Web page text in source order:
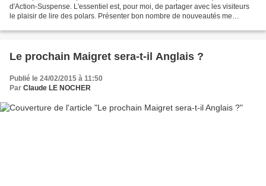
d'Action-Suspense. L'essentiel est, pour moi, de partager avec les visiteurs
le plaisir de lire des polars. Présenter bon nombre de nouveautés me
Le prochain Maigret sera-t-il Anglais ?
Publié le 24/02/2015 à 11:50
Par Claude LE NOCHER